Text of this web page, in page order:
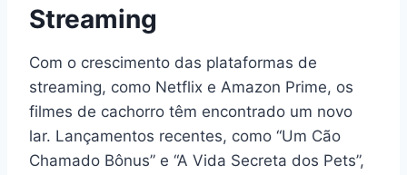
Streaming
Com o crescimento das plataformas de
streaming, como Netflix e Amazon Prime, os
filmes de cachorro têm encontrado um novo
lar. Lançamentos recentes, como “Um Cão
Chamado Bônus” e “A Vida Secreta dos Pets”,